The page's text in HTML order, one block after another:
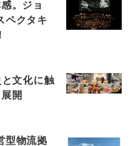
。ジョ
ペクタキ
文化に触
開
型物流拠